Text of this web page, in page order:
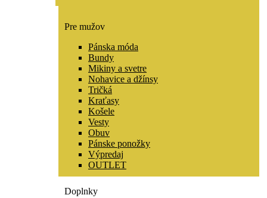
Pre mužov
Pánska móda
Bundy
Mikiny a svetre
Nohavice a džínsy
Tričká
Kraťasy
Košele
Vesty
Obuv
Pánske ponožky
Výpredaj
OUTLET
Doplnky